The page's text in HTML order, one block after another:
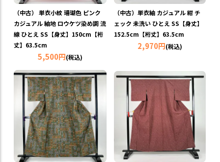
（中古） 単衣小紋 珊瑚色 ピンク
カジュアル 紬地 ロウケツ染め調 流
線 ひとえ SS【身丈】150cm【裄
丈】63.5cm
5,500円(税込)
（中古）単衣紬 カジュアル 紺 チ
ェック 未洗い ひとえ SS【身丈】
152.5cm【裄丈】63.5cm
2,970円(税込)